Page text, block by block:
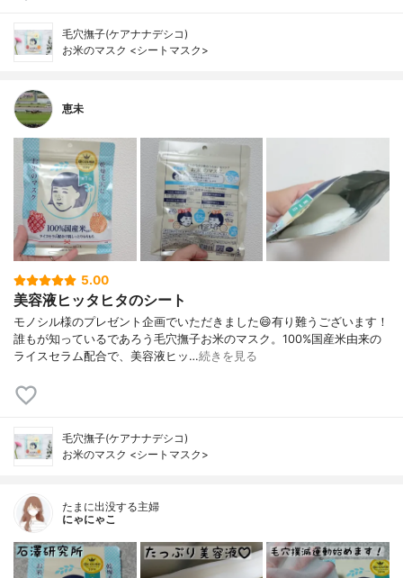
毛穴撫子(ケアナナデシコ)
お米のマスク <シートマスク>
恵未
5.00
美容液ヒッタヒタのシート
モノシル様のプレゼント企画でいただきました😄有り難うございます！
誰もが知っているであろう毛穴撫子お米のマスク。100%国産米由来の
ライスセラム配合で、美容液ヒッ…続きを見る
毛穴撫子(ケアナナデシコ)
お米のマスク <シートマスク>
たまに出没する主婦
にゃにゃこ